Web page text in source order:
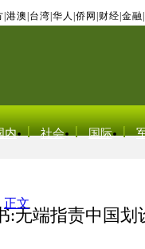
港澳 台湾 华人 侨网 财经 金融
内 社会 国际
正文
:无端指责中国